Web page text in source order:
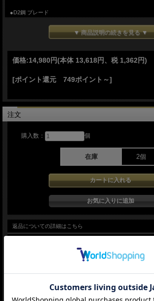
●D2鋼 ブレード
●スリップジョイント
ロック機構がないモデルです
Made in the USA
D2 tool steel:
D2工具鋼は、炭化物が多く含まれており高い耐摩耗性と
冷間工具鋼
■ブレード：約6.3cm（約2.5mm）
■オープン：約15.7cm
▼ 商品説明の続きを見る ▼
価格:14,980円(本体 13,618円、税 1,362円)
[ポイント還元 749ポイント～]
注文
購入数： 個
在庫 2個
返品についての詳細はこちら
アメリカ合衆国アラスカ州に拠点を置くナイフ